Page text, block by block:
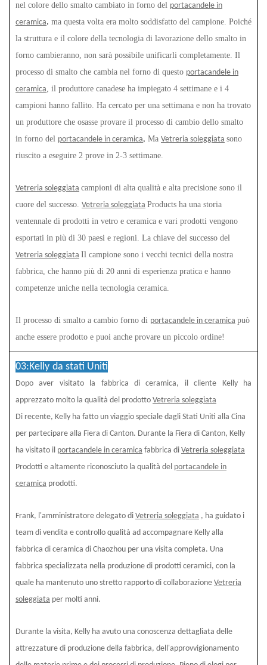
nel colore dello smalto cambiato in forno del portacandele in
ceramica. ma questa volta era molto soddisfatto del campione. Poiché
la struttura e il colore della tecnologia di lavorazione dello smalto in
forno cambieranno, non sarà possibile unificarli completamente. Il
processo di smalto che cambia nel forno di questo portacandele in
ceramica, il produttore canadese ha impiegato 4 settimane e i 4
campioni hanno fallito. Ha cercato per una settimana e non ha trovato
un produttore che osasse provare il processo di cambio dello smalto
in forno del portacandele in ceramica, Ma Vetreria soleggiata sono
riuscito a eseguire 2 prove in 2-3 settimane.
Vetreria soleggiata campioni di alta qualità e alta precisione sono il
cuore del successo. Vetreria soleggiata Products ha una storia
ventennale di prodotti in vetro e ceramica e vari prodotti vengono
esportati in più di 30 paesi e regioni. La chiave del successo del
Vetreria soleggiata Il campione sono i vecchi tecnici della nostra
fabbrica, che hanno più di 20 anni di esperienza pratica e hanno
competenze uniche nella tecnologia ceramica.
Il processo di smalto a cambio forno di portacandele in ceramica può
anche essere prodotto e puoi anche provare un piccolo ordine!
03:Kelly da stati Uniti
Dopo aver visitato la fabbrica di ceramica, il cliente Kelly ha
apprezzato molto la qualità del prodotto Vetreria soleggiata
Di recente, Kelly ha fatto un viaggio speciale dagli Stati Uniti alla Cina
per partecipare alla Fiera di Canton. Durante la Fiera di Canton, Kelly
ha visitato il portacandele in ceramica fabbrica di Vetreria soleggiata
Prodotti e altamente riconosciuto la qualità del portacandele in
ceramica prodotti.
Frank, l'amministratore delegato di Vetreria soleggiata , ha guidato i
team di vendita e controllo qualità ad accompagnare Kelly alla
fabbrica di ceramica di Chaozhou per una visita completa. Una
fabbrica specializzata nella produzione di prodotti ceramici, con la
quale ha mantenuto uno stretto rapporto di collaborazione Vetreria
soleggiata per molti anni.
Durante la visita, Kelly ha avuto una conoscenza dettagliata delle
attrezzature di produzione della fabbrica, dell'approvvigionamento